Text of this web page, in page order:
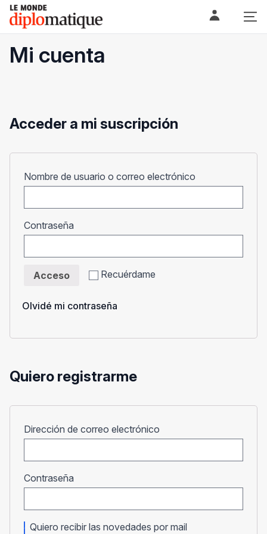
Skip
content
Le monde diplomatique
Mi cuenta
Acceder a mi suscripción
Nombre de usuario o correo electrónico
Contraseña
Recuérdame
Acceso
Olvidé mi contraseña
Quiero registrarme
Dirección de correo electrónico
Contraseña
Quiero recibir las novedades por mail